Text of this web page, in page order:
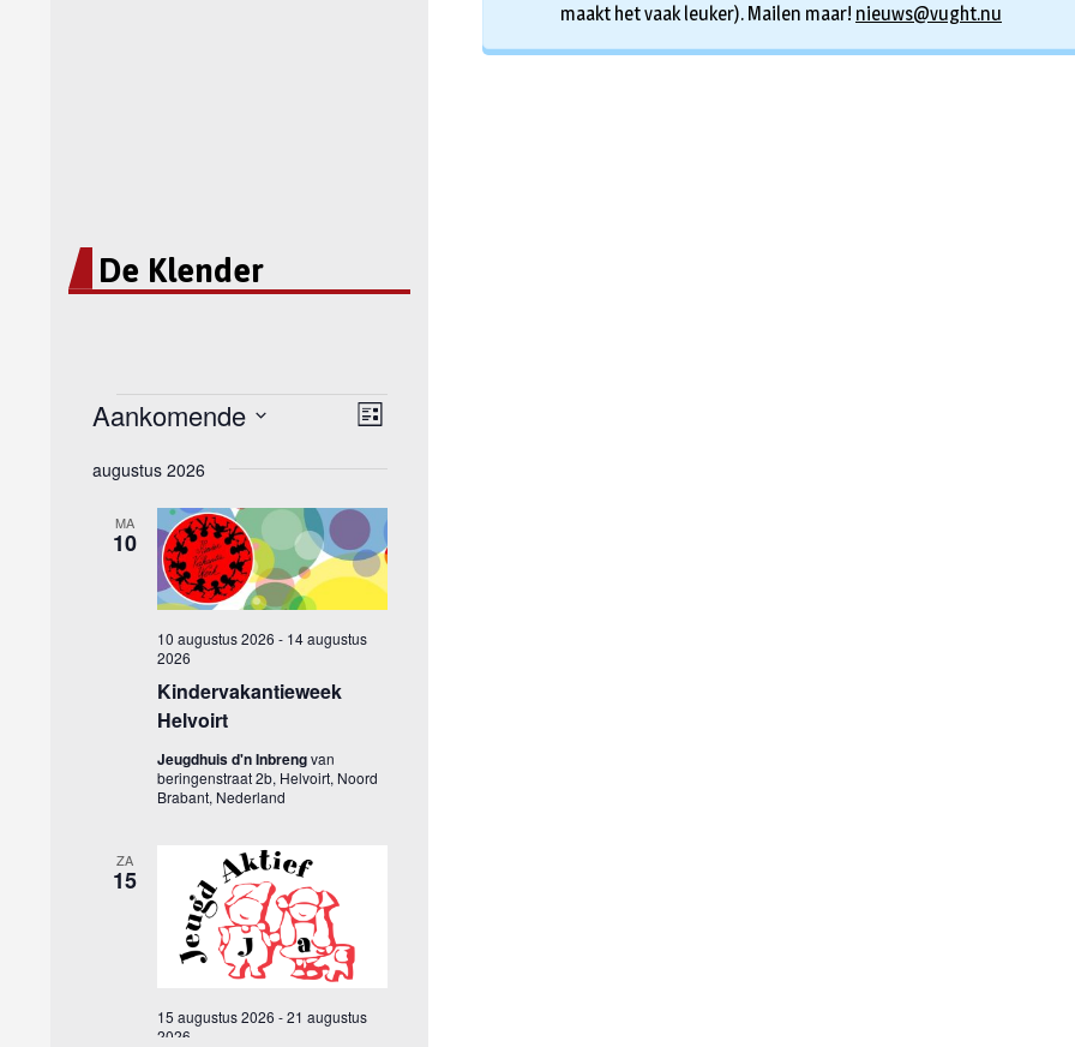
De Klender
maakt het vaak leuker). Mailen maar! nieuws@vught.nu